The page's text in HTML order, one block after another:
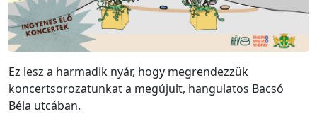
Ez lesz a harmadik nyár, hogy megrendezzük
koncertsorozatunkat a megújult, hangulatos Bacsó
Béla utcában.